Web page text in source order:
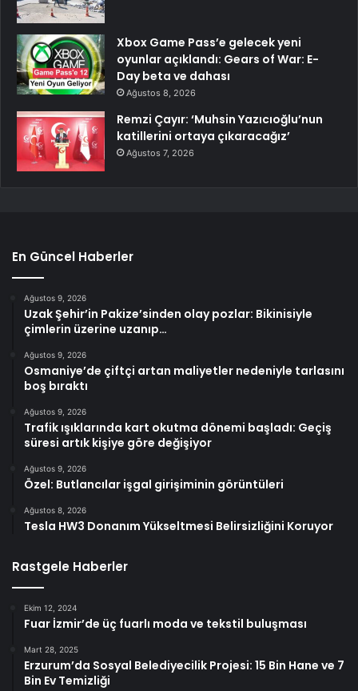
Xbox Game Pass’e gelecek yeni
oyunlar açıklandı: Gears of War: E-
Day beta ve dahası
Ağustos 8, 2026
Remzi Çayır: ‘Muhsin Yazıcıoğlu’nun
katillerini ortaya çıkaracağız’
Ağustos 7, 2026
En Güncel Haberler
Ağustos 9, 2026
Uzak Şehir’in Pakize’sinden olay pozlar: Bikinisiyle
çimlerin üzerine uzanıp…
Ağustos 9, 2026
Osmaniye’de çiftçi artan maliyetler nedeniyle tarlasını
boş bıraktı
Ağustos 9, 2026
Trafik ışıklarında kart okutma dönemi başladı: Geçiş
süresi artık kişiye göre değişiyor
Ağustos 9, 2026
Özel: Butlancılar işgal girişiminin görüntüleri
Ağustos 8, 2026
Tesla HW3 Donanım Yükseltmesi Belirsizliğini Koruyor
Rastgele Haberler
Ekim 12, 2024
Fuar İzmir’de üç fuarlı moda ve tekstil buluşması
Mart 28, 2025
Erzurum’da Sosyal Belediyecilik Projesi: 15 Bin Hane ve 7
Bin Ev Temizliği